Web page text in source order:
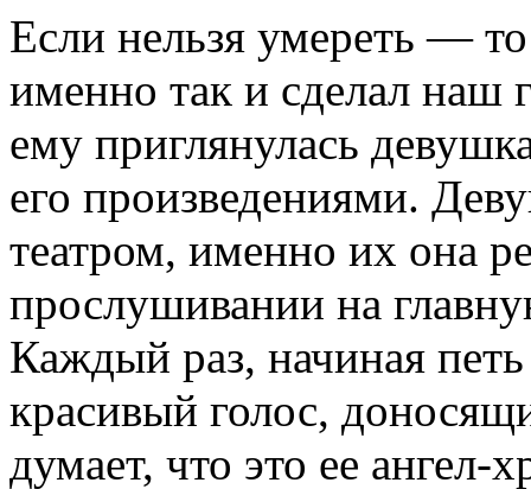
Если нельзя умереть —
именно так и сделал наш
ему приглянулась
его произведениями.
театром, именно их она
прослушивании на
Каждый раз, начиная
красивый голос,
думает, что это ее